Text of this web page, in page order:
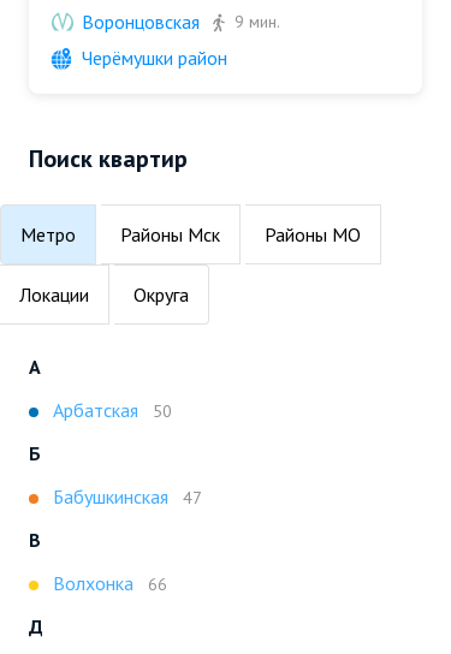
Воронцовская
9 мин.
Черёмушки район
Поиск квартир
Метро Районы Мск Районы МО
Локации Округа
А
Арбатская
50
Б
Бабушкинская
47
В
Волхонка
66
Д